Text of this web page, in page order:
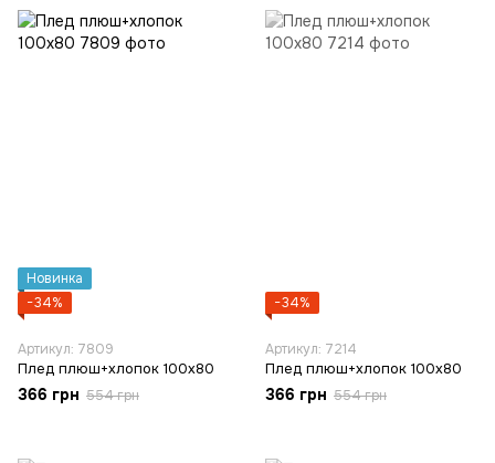
Новинка
−34%
Артикул: 7809
Плед плюш+хлопок 100х80
366 грн 554 грн
−34%
Артикул: 7214
Плед плюш+хлопок 100х80
366 грн 554 грн